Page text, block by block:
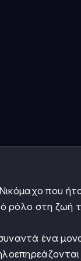
που
ρόλο στη ζωή
ένα